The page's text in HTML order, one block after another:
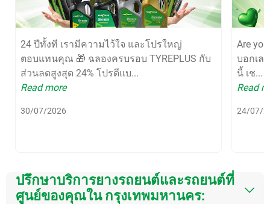
24 ปีทั้งที เรามีความไว้ใจ และโปรใหญ่
ตอบแทนคุณ 🎁 ฉลองครบรอบ TYREPLUS กับ
ส่วนลดสูงสุด 24% โปรดีแบ...
Read more
30/07/2026
Are
บอกเล
นี้ เช...
Read
24/07/
ปรึกษาบริการยางรถยนต์และรถยนต์ที่
ศูนย์ของคุณใน กรุงเทพมหานคร: